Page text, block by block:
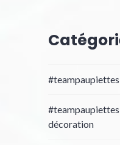
#teampaupiettes
décoration